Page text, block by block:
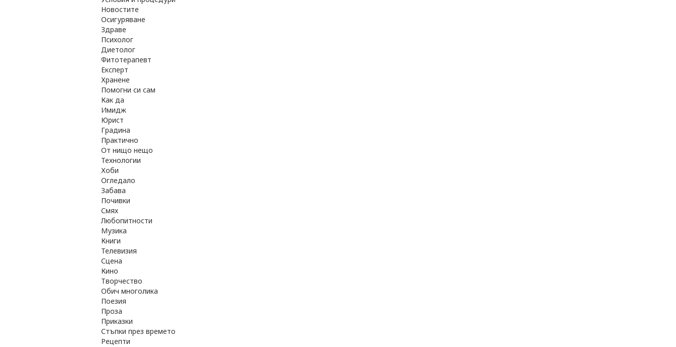
Новостите
Осигуряване
Здраве
Психолог
Диетолог
Фитотерапевт
Експерт
Хранене
Помогни си сам
Как да
Имидж
Юрист
Градина
Практично
От нищо нещо
Технологии
Хоби
Огледало
Забава
Почивки
Смях
Любопитности
Музика
Книги
Телевизия
Сцена
Кино
Творчество
Обич многолика
Поезия
Проза
Приказки
Стъпки през времето
Рецепти